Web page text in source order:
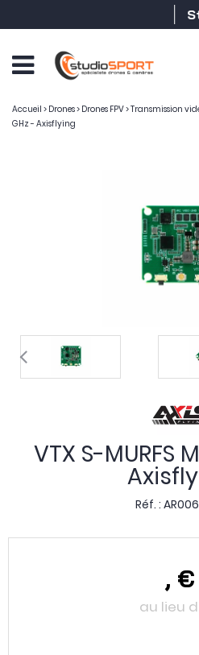
Accueil > Drones> Drones FPV>Transmission
GHz - Axisflying
VTX S-MURFS
Réf. :
, €
au lieu